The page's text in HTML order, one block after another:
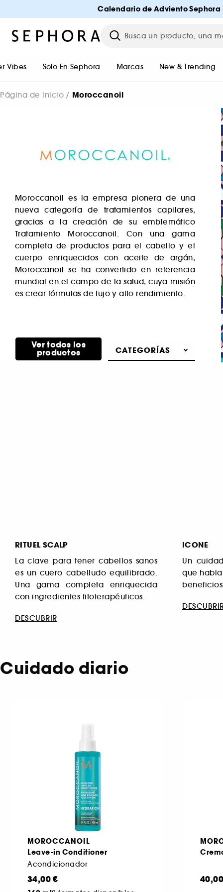
Calendario de Adviento Sephora
Vibes Solo En Sephora Marcas New & Trending
Página de inicio Moroccanoil
Moroccanoil es la empresa pionera de una
nueva categoría de tratamientos capilares,
gracias a la creación de su emblemático
Tratamiento Moroccanoil. Con una gama
completa de productos para el cabello y el
cuerpo enriquecidos con aceite de argán,
Moroccanoil se ha convertido en referencia
mundial en el campo de la salud, cuya misión
es crear fórmulas de lujo y alto rendimiento.
Ver todos los
productos CATEGORÍAS
RITUEL SCALP
La clave para tener cabellos sanos
es un cuero cabelludo equilibrado.
Una gama completa enriquecida
con ingredientes fitoterapéuticos.
DESCUBRIR
ICONE
Un
que
Cuidado diario
MOROCCANOIL
Leave-in Conditioner
Acondicionador
34,00 €